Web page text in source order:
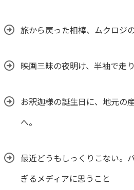
旅から戻った相棒、ムクロジ
映画三昧の夜明け、半袖で走り
お釈迦様の誕生日に、地元の
へ。
最近どうもしっくりこない。
ぎるメディアに思うこと